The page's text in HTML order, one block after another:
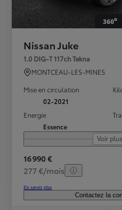
Nissan Juke
1.0 DIG-T 117ch Tekna
MONTCEAU-LES-MINES
Mise en circulation
02-2021
Energie
Essence
Voir plus
16 990 €
277 €/mois
En savoir plus
Contactez la